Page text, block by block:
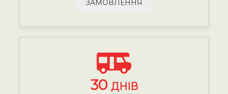
ЗАМОВЛЕННЯ
30 ДНІВ